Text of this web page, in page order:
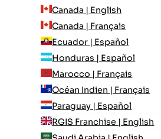
Canada | English
Canada | Français
Ecuador | Español
Honduras | Español
Marocco | Français
Océan Indien | Français
Paraguay | Español
RGIS Franchise | English